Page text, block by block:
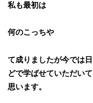
私も最初は
何のこっちや
て成りましたが今では
どで学ばせていただい
思います。